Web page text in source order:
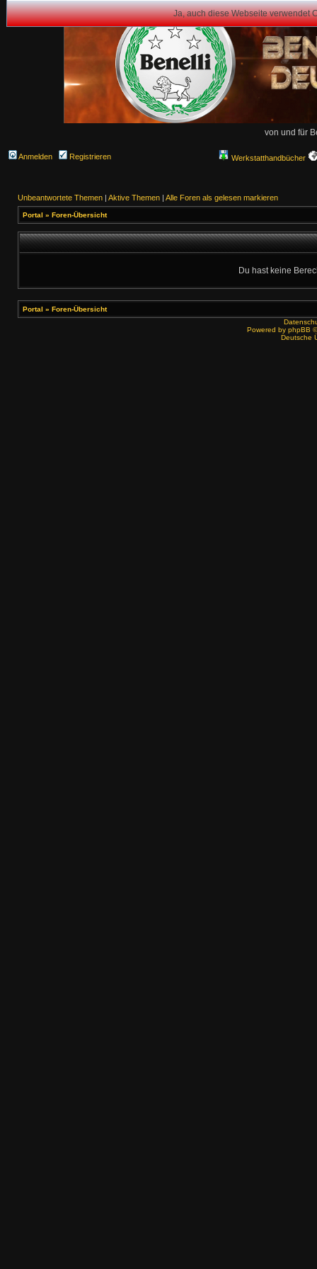
Ja, auch diese Webseite verwendet
von und für
Anmelden Registrieren Werkstatthandbücher
Unbeantwortete Themen | Aktive Themen | Alle Foren als gelesen markieren
Portal » Foren-Übersicht
Du hast keine
Portal » Foren-Übersicht
Powered by phpBB
Deutsche